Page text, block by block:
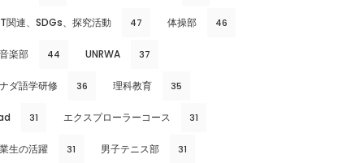
関連、SDGs、探究活動 47 体操部 46
楽部 44 UNRWA 37
ダ語学研修 36 理科教育 35
31 エクスプローラーコース 31
生の活躍 31 男子テニス部 31